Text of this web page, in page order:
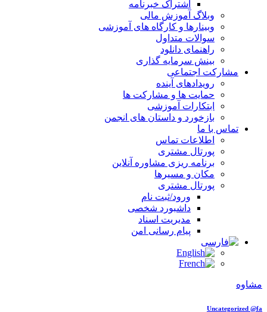
اشتراک خبرنامه
وبلاگ آموزش مالی
وبینارها و کارگاه های آموزشی
سوالات متداول
راهنمای دانلود
بینش سرمایه گذاری
مشارکت اجتماعی
رویدادهای آینده
حمایت ها و مشارکت ها
ابتکارات آموزشی
بازخورد و داستان های انجمن
تماس با ما
اطلاعات تماس
پورتال مشتری
برنامه ریزی مشاوره آنلاین
مکان و مسیرها
پورتال مشتری
ورود/ثبت نام
داشبورد شخصی
مدیریت اسناد
پیام رسانی امن
مشاوه
Uncategorized @fa